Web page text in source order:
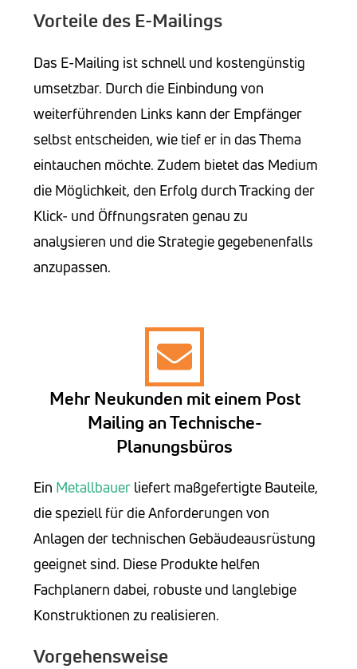
Vorteile des E-Mailings
Das E-Mailing ist schnell und kostengünstig
umsetzbar. Durch die Einbindung von
weiterführenden Links kann der Empfänger
selbst entscheiden, wie tief er in das Thema
eintauchen möchte. Zudem bietet das Medium
die Möglichkeit, den Erfolg durch Tracking der
Klick- und Öffnungsraten genau zu
analysieren und die Strategie gegebenenfalls
anzupassen.
Mehr Neukunden mit einem Post
Mailing an Technische-
Planungsbüros
Ein Metallbauer liefert maßgefertigte Bauteile,
die speziell für die Anforderungen von
Anlagen der technischen Gebäudeausrüstung
geeignet sind. Diese Produkte helfen
Fachplanern dabei, robuste und langlebige
Konstruktionen zu realisieren.
Vorgehensweise